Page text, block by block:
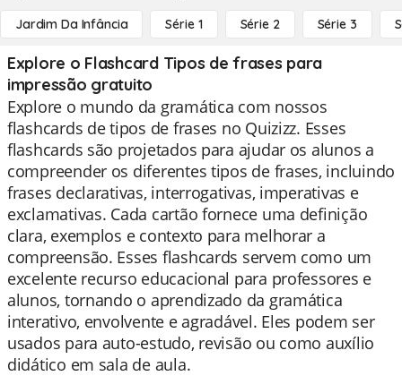
Jardim Da Infância Série 1 Série 2 Série 3
Explore o Flashcard Tipos de frases para
impressão gratuito
Explore o mundo da gramática com nossos
flashcards de tipos de frases no Quizizz. Esses
flashcards são projetados para ajudar os alunos a
compreender os diferentes tipos de frases, incluindo
frases declarativas, interrogativas, imperativas e
exclamativas. Cada cartão fornece uma definição
clara, exemplos e contexto para melhorar a
compreensão. Esses flashcards servem como um
excelente recurso educacional para professores e
alunos, tornando o aprendizado da gramática
interativo, envolvente e agradável. Eles podem ser
usados para auto-estudo, revisão ou como auxílio
didático em sala de aula.